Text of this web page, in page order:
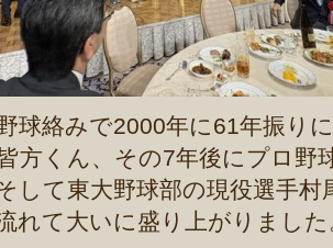
球絡みで2000年に61年振り
方くん、その7年後にプロ野
して東大野球部の現役選手
れて大いに盛り上がりました